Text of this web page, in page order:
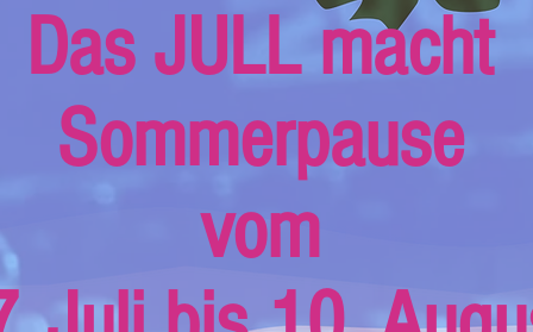
Das JULL macht
Sommerpause
vom